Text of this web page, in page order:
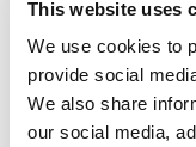
This website uses
We use cookies to
provide social
We also share
our social media,